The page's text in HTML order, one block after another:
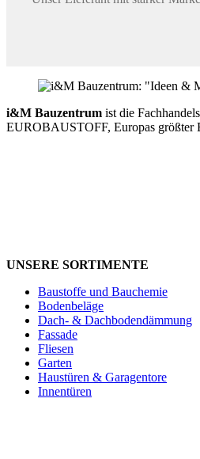
i&M Bauzentrum ist die
EUROBAUSTOFF, Europas größter
UNSERE SORTIMENTE
Baustoffe und Bauchemie
Bodenbeläge
Dach- & Dachbodendämmung
Fassade
Fliesen
Garten
Haustüren & Garagentore
Innentüren